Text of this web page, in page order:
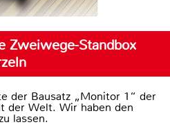
Zweiwege-Standbox
der Bausatz „Monitor 1“ der
der Welt. Wir haben den
lassen.